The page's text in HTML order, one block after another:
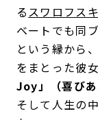
るスワロフス
ベートでも同
という縁から
をまとった彼
Joy」（喜びあ
そして人生の